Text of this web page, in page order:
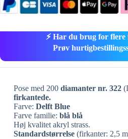
⚡ Har du brug for flere
Prøv
Pose med 200 diamanter nr. 322
firkantede.
Farve: Delft Blue
Farve familie: blå blå
Høj kvalitet akryl strass.
Standardstørrelse(firkanter: 2,5